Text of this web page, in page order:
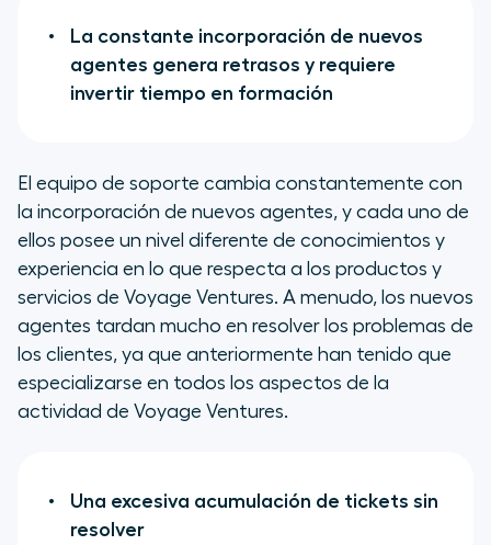
La constante incorporación de nuevos
agentes genera retrasos y requiere
invertir tiempo en formación
El equipo de soporte cambia constantemente con
la incorporación de nuevos agentes, y cada uno de
ellos posee un nivel diferente de conocimientos y
experiencia en lo que respecta a los productos y
servicios de Voyage Ventures. A menudo, los nuevos
agentes tardan mucho en resolver los problemas de
los clientes, ya que anteriormente han tenido que
especializarse en todos los aspectos de la
actividad de Voyage Ventures.
Una excesiva acumulación de tickets sin
resolver